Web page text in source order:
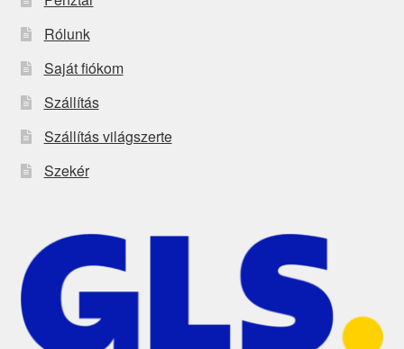
Rólunk
Saját fiókom
Szállítás
Szállítás világszerte
Szekér